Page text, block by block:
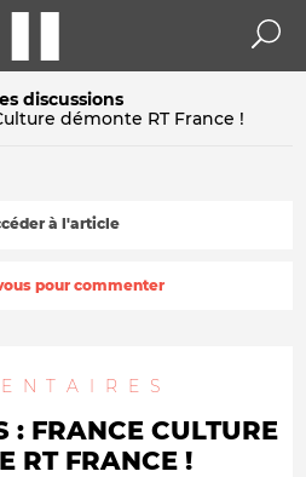
discussions
démonte RT France !
à l'article
pour commenter
: FRANCE CULTURE
RT FRANCE !